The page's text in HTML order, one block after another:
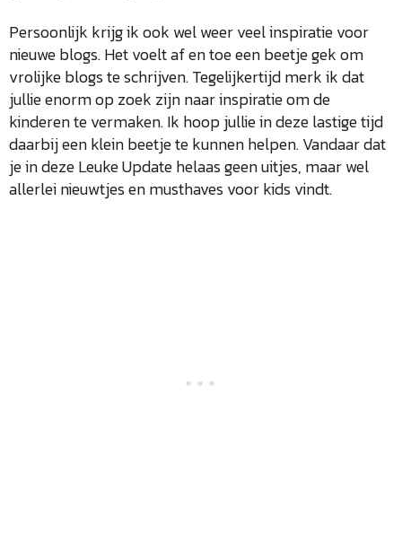
Persoonlijk krijg ik ook wel weer veel inspiratie voor
nieuwe blogs. Het voelt af en toe een beetje gek om
vrolijke blogs te schrijven. Tegelijkertijd merk ik dat
jullie enorm op zoek zijn naar inspiratie om de
kinderen te vermaken. Ik hoop jullie in deze lastige tijd
daarbij een klein beetje te kunnen helpen. Vandaar dat
je in deze Leuke Update helaas geen uitjes, maar wel
allerlei nieuwtjes en musthaves voor kids vindt.